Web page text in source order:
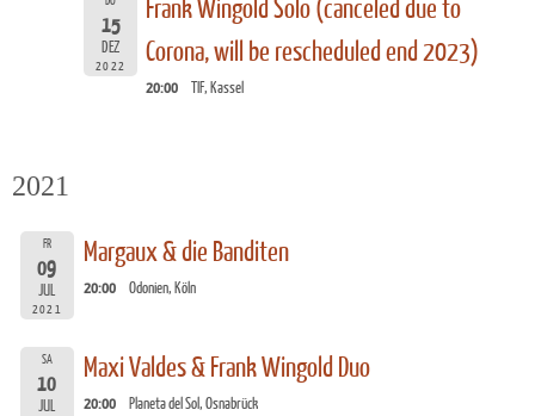
15
DEZ
2022
Frank Wingold Solo (canceled due to
Corona, will be rescheduled end 2023)
20:00 TIF, Kassel
2021
FR
09
JUL
2021
Margaux & die Banditen
20:00 Odonien, Köln
SA
10
JUL
Maxi Valdes & Frank Wingold Duo
20:00 Planeta del Sol, Osnabrück